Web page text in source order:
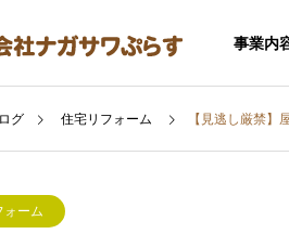
事業内
グ 住宅リフォーム 【見逃し厳禁】
ォーム